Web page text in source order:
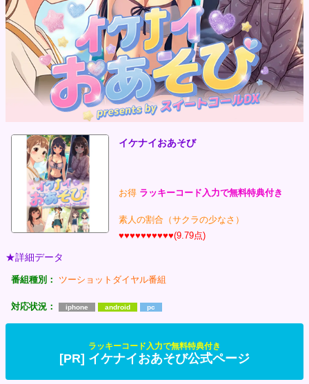
イケナイおあそび
お得 ラッキーコード入力で無料特典付き
素人の割合（サクラの少なさ）
♥♥♥♥♥♥♥♥♥♥(9.79点)
★詳細データ
番組種別： ツーショットダイヤル番組
対応状況： iphone android pc
ラッキーコード入力で無料特典付き
[PR] イケナイおあそび公式ページ